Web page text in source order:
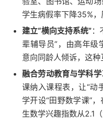
学生病假率下降35%，
建立“横向支持系统” ：
辈辅导员”，由高年级
意向同龄人倾诉，这种
融合劳动教育与学科学
课纳入课程表，让“动
学开设“田野数学课”
生数学兴趣指数从2.1